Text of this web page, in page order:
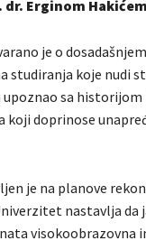
Erginom
je o
studiranja koje nudi
upoznao sa
doprinose
je na planove
nastavlja da
visokoobrazovna